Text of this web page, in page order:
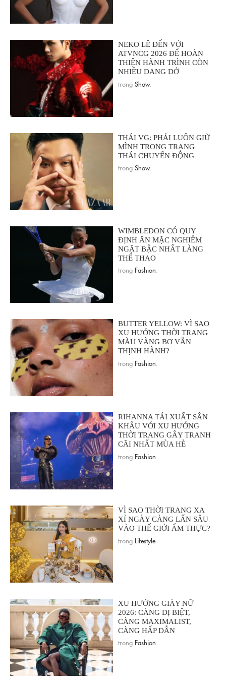
NEKO LÊ ĐẾN VỚI
ATVNCG 2026 ĐỂ HOÀN
THIỆN HÀNH TRÌNH CÒN
NHIỀU DANG DỞ
trong Show.
THÁI VG: PHẢI LUÔN GIỮ
MÌNH TRONG TRẠNG
THÁI CHUYỂN ĐỘNG
trong Show.
WIMBLEDON CÓ QUY
ĐỊNH ĂN MẶC NGHIÊM
NGẶT BẬC NHẤT LÀNG
THỂ THAO
trong Fashion
BUTTER YELLOW: VÌ SAO
XU HƯỚNG THỜI TRANG
MÀU VÀNG BƠ VẪN
THỊNH HÀNH?
trong Fashion
RIHANNA TÁI XUẤT SÂN
KHẤU VỚI XU HƯỚNG
THỜI TRANG GÂY TRANH
CÃI NHẤT MÙA HÈ
trong Fashion
VÌ SAO THỜI TRANG XA
XỈ NGÀY CÀNG LẤN SÂU
VÀO THẾ GIỚI ẨM THỰC?
trong Lifestyle
XU HƯỚNG GIÀY NỮ
2026: CÀNG DỊ BIỆT,
CÀNG MAXIMALIST,
CÀNG HẤP DẪN
trong Fashion